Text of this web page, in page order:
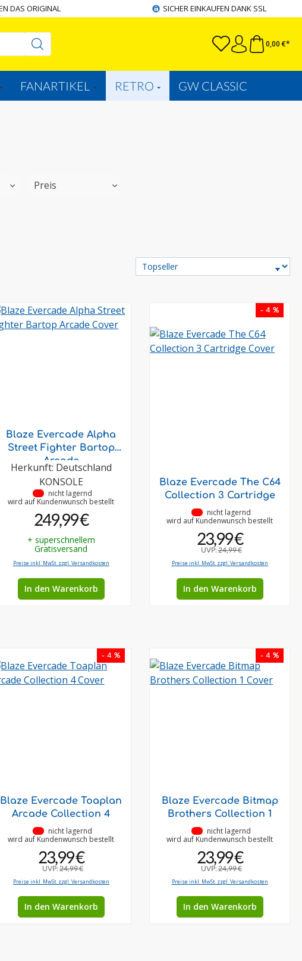
DAS ORIGINAL SICHER EINKAUFEN DANK SSL
0,00 €*
FANARTIKEL RETRO GW CLASSIC
Preis
Blaze Evercade Alpha
Street Fighter Bartop
Arcade
Herkunft: Deutschland
KONSOLE
nicht lagernd
wird auf Kundenwunsch bestellt
249,99 €
+ superschnellem
Gratisversand
Preise inkl. MwSt. zzgl. Versandkosten
In den Warenkorb
- 4 %
Blaze Evercade The C64
Collection 3 Cartridge
nicht lagernd
wird auf Kundenwunsch bestellt
23,99 €
UVP:24,99 €
Preise inkl. MwSt. zzgl. Versandkosten
In den Warenkorb
- 4 %
Blaze Evercade Toaplan
Arcade Collection 4
nicht lagernd
wird auf Kundenwunsch bestellt
23,99 €
UVP:24,99 €
Preise inkl. MwSt. zzgl. Versandkosten
In den Warenkorb
- 4 %
Blaze Evercade Bitmap
Brothers Collection 1
nicht lagernd
wird auf Kundenwunsch bestellt
23,99 €
UVP:24,99 €
Preise inkl. MwSt. zzgl. Versandkosten
In den Warenkorb